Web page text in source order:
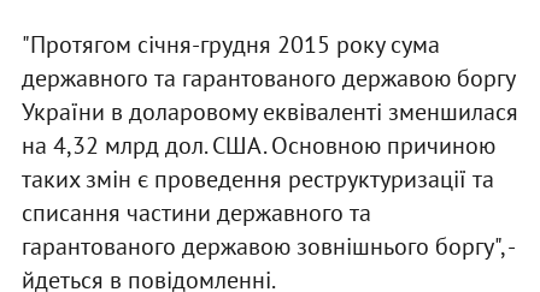
"Протягом січня-грудня 2015 року сума
державного та гарантованого державою боргу
України в доларовому еквіваленті зменшилася
на 4,32 млрд дол. США. Основною причиною
таких змін є проведення реструктуризації та
списання частини державного та
гарантованого державою зовнішнього боргу", -
йдеться в повідомленні.